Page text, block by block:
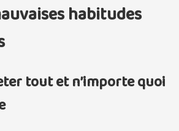
habitudes
tout et n’importe quoi